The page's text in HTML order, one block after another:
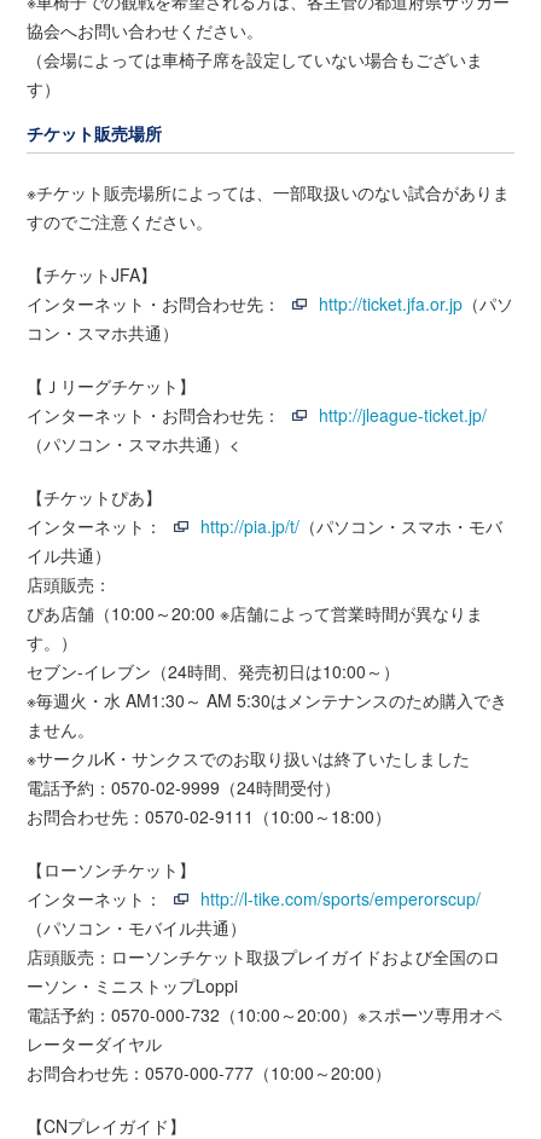
協会へお問い合わせください。
（会場によっては車椅子席を設定していない場合もございま
す）
チケット販売場所
※チケット販売場所によっては、一部取扱いのない試合がありま
すのでご注意ください。
【チケットJFA】
インターネット・お問合わせ先：
http://ticket.jfa.or.jp （パソ
コン・スマホ共通）
【Ｊリーグチケット】
インターネット・お問合わせ先：
http://jleague-ticket.jp/
（パソコン・スマホ共通）<
【チケットぴあ】
インターネット：
http://pia.jp/t/ （パソコン・スマホ・モバ
イル共通）
店頭販売：
ぴあ店舗（10:00～20:00 ※店舗によって営業時間が異なりま
す。）
セブン-イレブン（24時間、発売初日は10:00～）
※毎週火・水 AM1:30～ AM 5:30はメンテナンスのため購入でき
ません。
※サークルK・サンクスでのお取り扱いは終了いたしました
電話予約：0570-02-9999（24時間受付）
お問合わせ先：0570-02-9111（10:00～18:00）
【ローソンチケット】
インターネット：
http://l-tike.com/sports/emperorscup/
（パソコン・モバイル共通）
店頭販売：ローソンチケット取扱プレイガイドおよび全国のロ
ーソン・ミニストップLoppi
電話予約：0570-000-732（10:00～20:00）※スポーツ専用オペ
レーターダイヤル
お問合わせ先：0570-000-777（10:00～20:00）
【CNプレイガイド】